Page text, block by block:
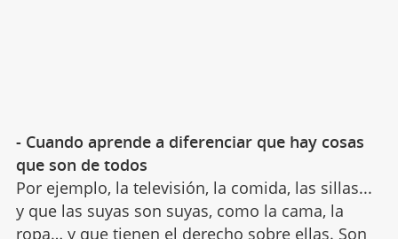
- Cuando aprende a diferenciar que hay cosas
que son de todos
Por ejemplo, la televisión, la comida, las sillas...
y que las suyas son suyas, como la cama, la
ropa… y que tienen el derecho sobre ellas. Son